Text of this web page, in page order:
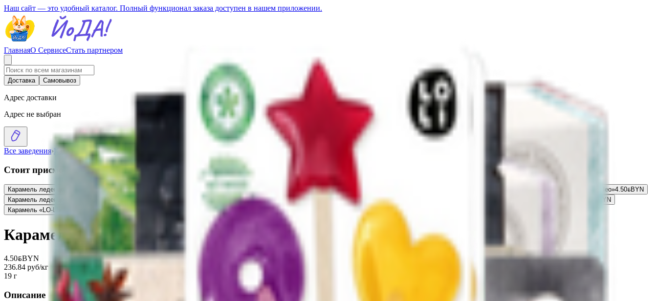
Наш сайт — это удобный каталог. Полный функционал заказа доступен в нашем приложении.
ГлавнаяО СервисеСтать партнером
Доставка Самовывоз
Адрес доставки
Адрес не выбран
Все заведения› Каталог Карамель леденцовая с гвоздикой и куркумой «Eleo»
Стоит присмотреться
Карамель леденцовая с экстрактом пихты «Eleo»4.50BYNBYN
Карамель леденцовая на изомальте со вкусом «Пино колада»
5.99 BYN Карамель леденцовая на изомальте со вкусом мохито5.99
BYN
Карамель «LO-LI» «Наши фруктики» (без сахара)
Карамель LO-LI «Наши тропики» (без сахара) BYN
Карамель леденцовая с гвоздикой и куркумой «Eleo»
4.50BYNBYN
236.84 руб/кг
19 г
Описание